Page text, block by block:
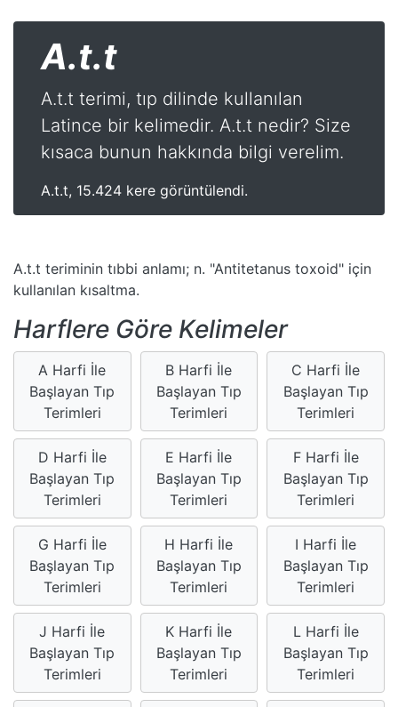
A.t.t
A.t.t terimi, tıp dilinde kullanılan
Latince bir kelimedir. A.t.t nedir? Size
kısaca bunun hakkında bilgi verelim.
A.t.t, 15.424 kere görüntülendi.
A.t.t teriminin tıbbi anlamı; n. "Antitetanus toxoid" için
kullanılan kısaltma.
Harflere Göre Kelimeler
A Harfi İle
Başlayan Tıp
Terimleri
B Harfi İle
Başlayan Tıp
Terimleri
C Harfi İle
Başlayan Tıp
Terimleri
D Harfi İle
Başlayan Tıp
Terimleri
E Harfi İle
Başlayan Tıp
Terimleri
F Harfi İle
Başlayan Tıp
Terimleri
G Harfi İle
Başlayan Tıp
Terimleri
H Harfi İle
Başlayan Tıp
Terimleri
I Harfi İle
Başlayan Tıp
Terimleri
J Harfi İle
Başlayan Tıp
Terimleri
K Harfi İle
Başlayan Tıp
Terimleri
L Harfi İle
Başlayan Tıp
Terimleri